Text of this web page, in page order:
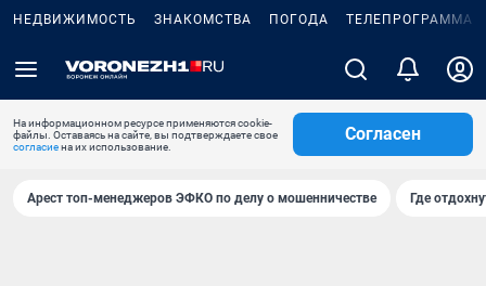
НЕДВИЖИМОСТЬ ЗНАКОМСТВА ПОГОДА ТЕЛЕПРОГРАММА
На информационном ресурсе применяются cookie-
файлы. Оставаясь на сайте, вы подтверждаете свое
согласиена их использование.
Согласен
Арест топ-менеджеров ЭФКО по делу о мошенничестве Где